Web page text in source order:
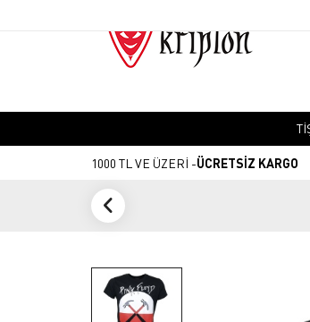
1000 TL VE ÜZERİ -ÜCRETSİZ KARGO